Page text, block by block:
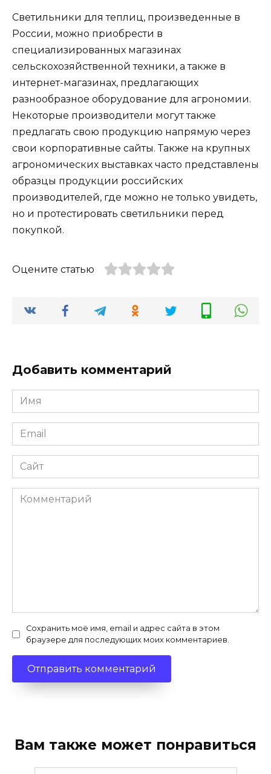
Светильники для теплиц, произведенные в
России, можно приобрести в
специализированных магазинах
сельскохозяйственной техники, а также в
интернет-магазинах, предлагающих
разнообразное оборудование для агрономии.
Некоторые производители могут также
предлагать свою продукцию напрямую через
свои корпоративные сайты. Также на крупных
агрономических выставках часто представлены
образцы продукции российских
производителей, где можно не только увидеть,
но и протестировать светильники перед
покупкой.
Оцените статью
Добавить комментарий
Имя
*
Email
*
Сайт
Комментарий
Сохранить моё имя, email и адрес сайта в этом
браузере для последующих моих комментариев.
Вам также может понравиться